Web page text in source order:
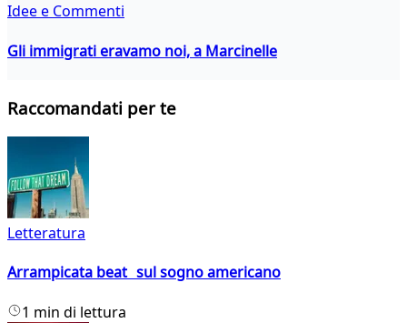
Idee e Commenti
Gli immigrati eravamo noi, a Marcinelle
Raccomandati per te
Letteratura
Arrampicata beat sul sogno americano
1 min di lettura